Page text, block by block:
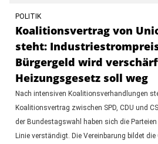
POLITIK
Koalitionsvertrag von
steht:
Bürgergeld wird
Heizungsgesetz soll weg
Nach intensiven Koalitionsverhandlungen
Koalitionsvertrag zwischen SPD, CDU und
der Bundestagswahl haben sich die
Linie verständigt. Die Vereinbarung bildet